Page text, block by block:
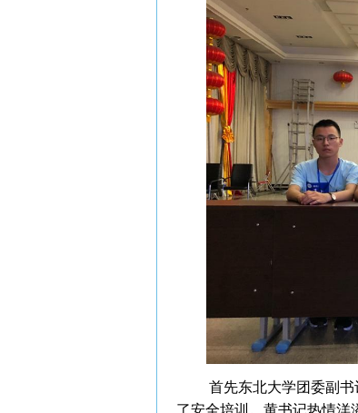
首先东北大学团委副
了安全培训。黄书记热情洋